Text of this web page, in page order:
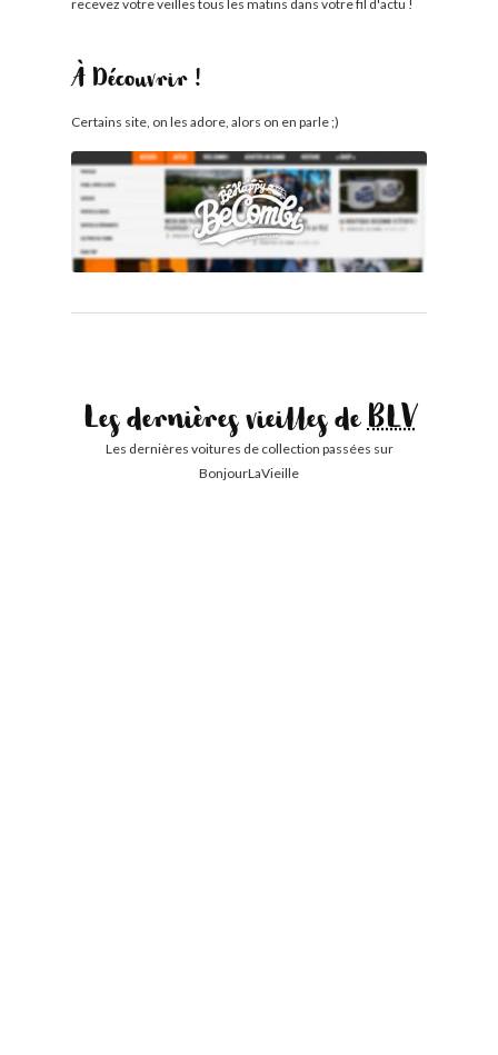
recevez votre veilles tous les matins dans votre fil d'actu !
À Découvrir !
Certains site, on les adore, alors on en parle ;)
Les dernières vieilles deBLV
Les dernières voitures de collection passées sur
BonjourLaVieille